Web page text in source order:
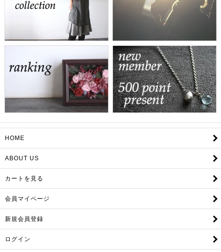
HOME
ABOUT US
カートを見る
会員マイページ
新規会員登録
ログイン